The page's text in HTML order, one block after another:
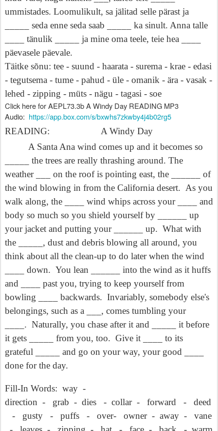
ummistades. Loomulikult, sa jälitad selle pärast ja
_____ seda enne seda saab _____ ka sinult. Anna talle
____ tänulik _____ ja mine oma teele, teie hea ____
päevasele päevale.
Täitke sõnu: tee - suund - haarata - surema - krae - edasi
- tegutsema - tume - pahud - üle - omanik - ära - vasak -
lehed - zipping - müts - nägu - tagasi - soe
Click here for AEPL73.3b A Windy Day READING MP3
Audio: https://app.box.com/s/bxwhs7zkwby4j4b02rg5
READING:
A Windy Day
A Santa Ana wind comes up and it becomes so
_____ the trees are really thrashing around. The
weather ___ on the roof is pointing east, the ______ of
the wind blowing in from the California desert. As you
walk along, the ____ wind whips across your ____ and
body so much so you shield yourself by ______ up
your jacket and putting your ______ up. What with
the _____, dust and debris blowing all around, you
think about all the clean-up to do later when the wind
____ down. You lean ______ into the wind as it huffs
and ____ past you, trying to keep yourself from
bowling ____ backwards. Invariably, somebody else's
belongings, such as a ___, comes tumbling your
____. Naturally, you chase after it and _____ it before
it gets _____ from you, too. Give it ____ to its
grateful _____ and go on your way, your good ____
done for the day.
Fill-In Words: way -
direction - grab - dies - collar - forward -
deed
-
gusty - puffs - over- owner - away -
vane